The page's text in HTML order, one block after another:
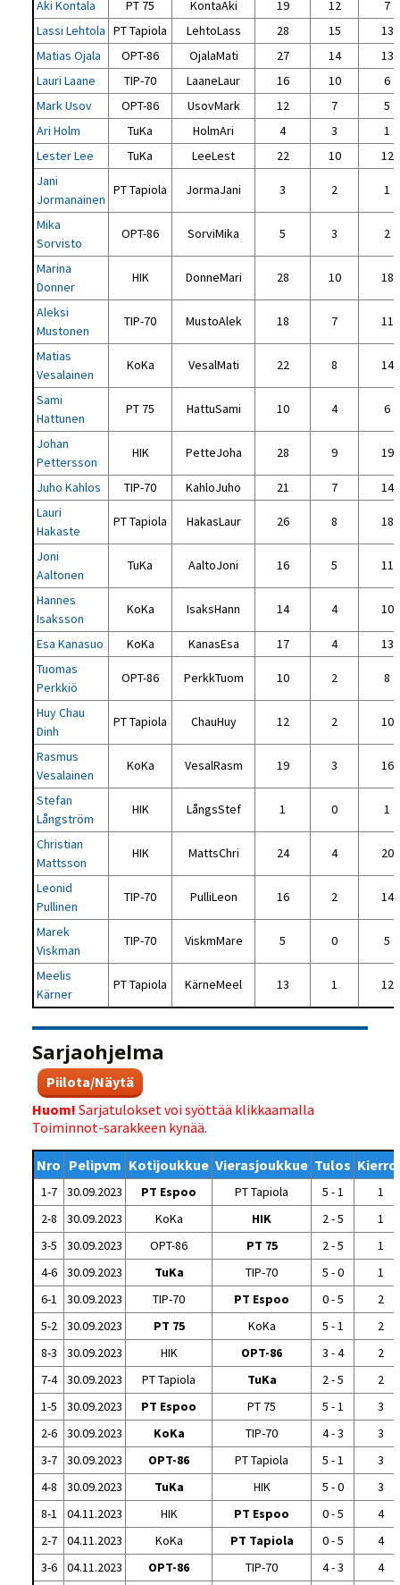
Aki Kontala PT 75 KontaAki 19 12
7
Lassi Lehtola PT Tapiola LehtoLass 28 15
13
Matias Ojala
OPT-86 OjalaMati 27 14
13
Lauri Laane
TIP-70 LaaneLaur 16 10
6
Mark Usov
OPT-86 UsovMark 12 7
5
Ari Holm
TuKa HolmAri 4 3
1
Lester Lee
TuKa LeeLest 22 10
12
Jani
Jormanainen
PT Tapiola JormaJani 3 2 1
Mika
Sorvisto
OPT-86 SorviMika 5 3 2
Marina
Donner
HIK DonneMari 28 10 18
Aleksi
Mustonen
TIP-70 MustoAlek 18 7 11
Matias
Vesalainen
KoKa VesalMati 22 8 14
Sami
Hattunen
PT 75 HattuSami 10 4 6
Johan
Pettersson
HIK PetteJoha 28 9 19
Juho Kahlos TIP-70 KahloJuho 21 7
14
Lauri
Hakaste
PT Tapiola HakasLaur 26 8 18
Joni
Aaltonen
TuKa AaltoJoni 16 5 11
Hannes
Isaksson
KoKa IsaksHann 14 4 10
Esa Kanasuo KoKa KanasEsa 17 4
13
Tuomas
Perkkiö
OPT-86 PerkkTuom 10 2 8
Huy Chau
Dinh
PT Tapiola ChauHuy 12 2 10
Rasmus
Vesalainen
KoKa VesalRasm 19 3 16
Stefan
Långström
HIK LångsStef 1 0 1
Christian
Mattsson
HIK MattsChri 24 4 20
Leonid
Pullinen
TIP-70 PulliLeon 16 2 14
Marek
Viskman
TIP-70 ViskmMare 5 0 5
Meelis
Kärner
PT Tapiola KärneMeel 13 1 12
Sarjaohjelma
Piilota/Näytä
Huom! Sarjatulokset voi syöttää klikkaamalla
Toiminnot-sarakkeen kynää.
Nro Pelipvm Kotijoukkue Vierasjoukkue Tulos
1-7 30.09.2023 PT Espoo PT Tapiola 5 - 1
1
2-8
30.09.2023 KoKa HIK 2 - 5
1
3-5
30.09.2023 OPT-86 PT 75 2 - 5
1
4-6
30.09.2023 TuKa TIP-70 5 - 0
1
6-1
30.09.2023 TIP-70 PT Espoo 0 - 5
2
5-2
30.09.2023 PT 75 KoKa 5 - 1
2
8-3
30.09.2023 HIK OPT-86 3 - 4
2
7-4
30.09.2023 PT Tapiola TuKa 2 - 5
2
1-5
30.09.2023 PT Espoo PT 75 5 - 1
3
2-6
30.09.2023 KoKa TIP-70 4 - 3
3
3-7
30.09.2023 OPT-86 PT Tapiola 5 - 1
3
4-8
30.09.2023 TuKa HIK 5 - 0
3
8-1
04.11.2023 HIK PT Espoo 0 - 5
4
2-7
04.11.2023 KoKa PT Tapiola 0 - 5
4
3-6
04.11.2023 OPT-86 TIP-70 4 - 3
4